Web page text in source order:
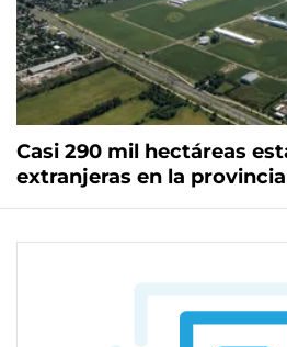
Casi 290 mil hectáreas
extranjeras en la